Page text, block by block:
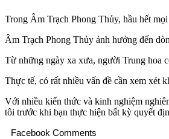
Trong Âm Trạch Phong Thủy, hầu hết
Âm Trạch Phong Thủy ảnh hưởng đến
Từ những ngày xa xưa, người Trung hoa
Thực tế, có rất nhiều vấn đề cần xem xét
Với nhiều kiến thức và kinh nghiệm
tôi trước khi bạn thực hiện bất kỳ quyết
Facebook Comments